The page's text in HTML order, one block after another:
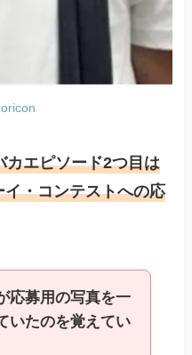
カエピソード2つ目は
・コンテストへの応
応募用の写真を一
いたのを覚えてい